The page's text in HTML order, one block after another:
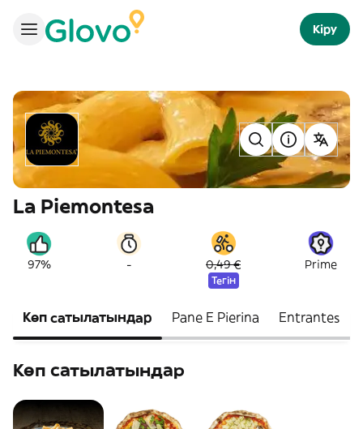
Кіру
La Piemontesa
97% - 0,49 €
Тегін
Prime
Көп сатылатындар Pane E Pierina Entrantes
Көп сатылатындар